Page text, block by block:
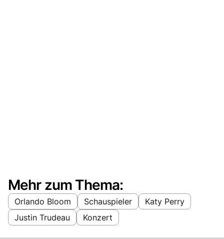
Mehr zum Thema:
Orlando Bloom Schauspieler
Katy Perry
Justin Trudeau
Konzert